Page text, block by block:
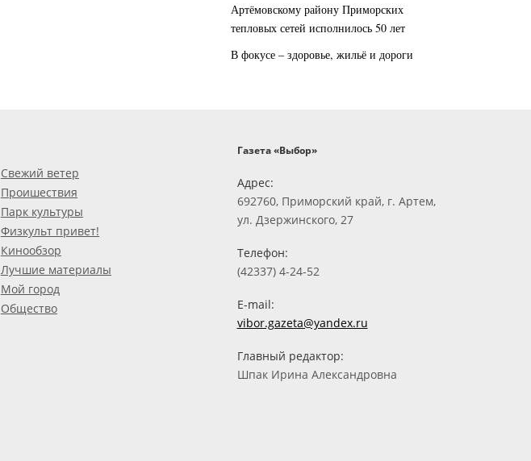
Артёмовскому району Приморских
тепловых сетей исполнилось 50 лет
В фокусе – здоровье, жильё и дороги
Свежий ветер
Проишествия
Парк культуры
Физкульт привет!
Кинообзор
Лучшие материалы
Мой город
Общество
Газета «Выбор»
Адрес:
692760, Приморский край, г. Артем,
ул. Дзержинского, 27
Телефон:
(42337) 4-24-52
E-mail:
vibor.gazeta@yandex.ru
Главный редактор:
Шпак Ирина Александровна